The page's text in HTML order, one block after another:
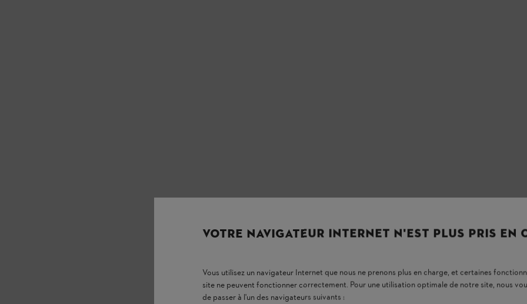
VOTRE NAVIGATEUR INTERNET N'EST PLUS PRIS EN
Vous utilisez un navigateur Internet que nous ne prenons plus en charge, et certaines
site ne peuvent fonctionner correctement. Pour une utilisation optimale de notre site, nous
de passer à l'un des navigateurs suivants :